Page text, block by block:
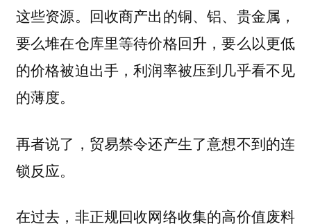
这些资源。回收商产出的铜、铝、贵金属，
要么堆在仓库里等待价格回升，要么以更低
的价格被迫出手，利润率被压到几乎看不见
的薄度。
再者说了，贸易禁令还产生了意想不到的连
锁反应。
在过去，非正规回收网络收集的高价值废料